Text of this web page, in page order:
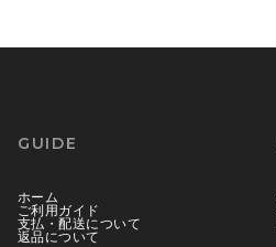
GUIDE
ホーム
ご利用ガイド
支払・配送について
返品について